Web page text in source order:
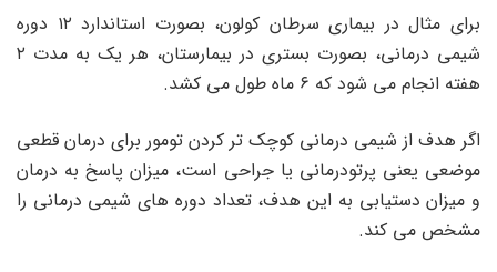
برای مثال در بیماری سرطان کولون، بصورت استاندارد ۱۲ دوره
شیمی درمانی، بصورت بستری در بیمارستان، هر یک به مدت ۲
هفته انجام می شود که ۶ ماه طول می کشد.
اگر هدف از شیمی درمانی کوچک تر کردن تومور برای درمان قطعی
موضعی یعنی پرتودرمانی یا جراحی است، میزان پاسخ به درمان
و میزان دستیابی به این هدف، تعداد دوره های شیمی درمانی را
مشخص می کند.